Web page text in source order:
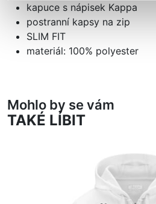
kapuce s nápisek Kappa
postranní kapsy na zip
SLIM FIT
materiál: 100% polyester
Mohlo by se vám
TAKÉ LÍBIT